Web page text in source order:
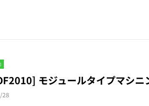
モジュールタイプマシ
28